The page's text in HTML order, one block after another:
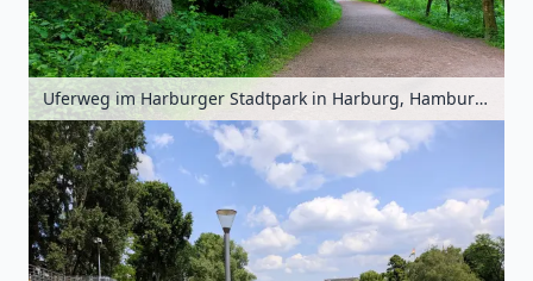
Uferweg im Harburger Stadtpark in Harburg, Hamburg, Deutschland